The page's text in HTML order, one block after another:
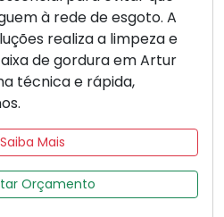
à rede de esgoto. A
realiza a limpeza e
de gordura em Artur
técnica e rápida,
Saiba Mais
Orçamento